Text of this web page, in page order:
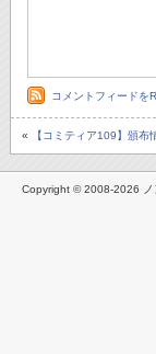
コメントフィードを
« 【コミティア109】頒
Copyright © 2008-2026